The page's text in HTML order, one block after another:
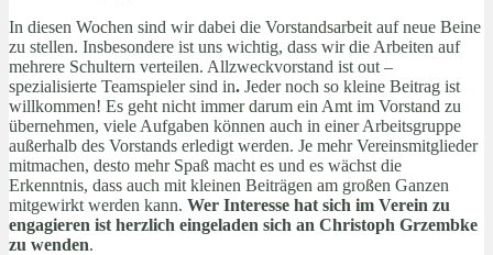
In diesen Wochen sind wir dabei die Vorstandsarbeit auf neue Beine
zu stellen. Insbesondere ist uns wichtig, dass wir die Arbeiten auf
mehrere Schultern verteilen. Allzweckvorstand ist out –
spezialisierte Teamspieler sind in. Jeder noch so kleine Beitrag ist
willkommen! Es geht nicht immer darum ein Amt im Vorstand zu
übernehmen, viele Aufgaben können auch in einer Arbeitsgruppe
außerhalb des Vorstands erledigt werden. Je mehr Vereinsmitglieder
mitmachen, desto mehr Spaß macht es und es wächst die
Erkenntnis, dass auch mit kleinen Beiträgen am großen Ganzen
mitgewirkt werden kann. Wer Interesse hat sich im Verein zu
engagieren ist herzlich eingeladen sich an Christoph Grzembke
zu wenden.